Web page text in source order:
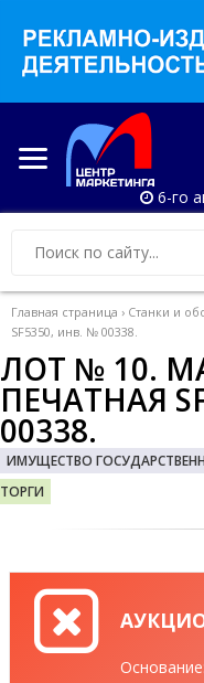
6-го
Главная страница › Станки и
SF5350, инв. № 00338.
ЛОТ № 10.
ПЕЧАТНАЯ
00338.
ИМУЩЕСТВО
ТОРГИ